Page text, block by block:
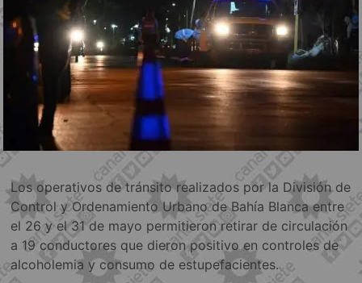
Los operativos de tránsito realizados por la División de
Control y Ordenamiento Urbano de Bahía Blanca entre
el 26 y el 31 de mayo permitieron retirar de circulación
a 19 conductores que dieron positivo en controles de
alcoholemia y consumo de estupefacientes.